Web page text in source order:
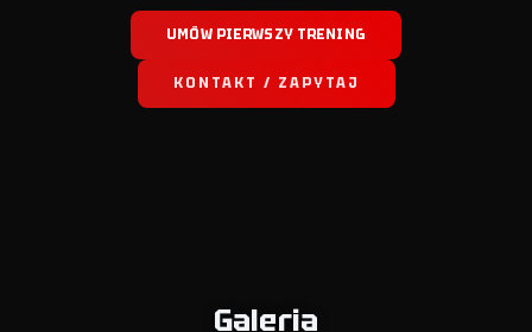
UMÓW PIERWSZY TRENING
KONTAKT / ZAPYTAJ
Galeria